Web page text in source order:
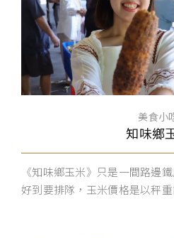
美食小
知味鄉
《知味鄉玉米》只是一間路邊
好到要排隊，玉米價格是以秤